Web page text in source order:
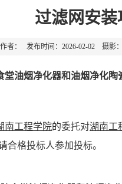
过滤网安装
作者： 发布时间：2026-02-02 摄
堂油烟净化器和油烟净化陶
南工程学院的委托对湖南工
合格投标人参加投标。